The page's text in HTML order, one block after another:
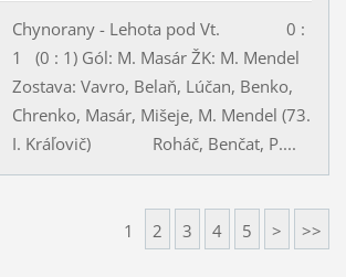
Chynorany - Lehota pod Vt. 0 :
1 (0 : 1) Gól: M. Masár ŽK: M. Mendel
Zostava: Vavro, Belaň, Lúčan, Benko,
Chrenko, Masár, Mišeje, M. Mendel (73.
I. Kráľovič) Roháč, Benčat, P....
1 2 3 4 5 > >>